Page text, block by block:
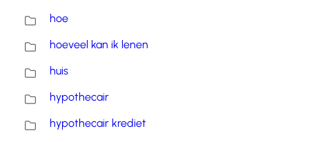
hoe
hoeveel kan ik lenen
huis
hypothecair
hypothecair krediet